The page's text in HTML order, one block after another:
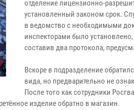
отделение лицензионно-
установленный законом срок.
в ведомство с необходимыми
инспекторами было
составив два протокола,
Вскоре в подразделение
вида, но предварительно не
После того как сотрудники
изделие обратно в магазин.